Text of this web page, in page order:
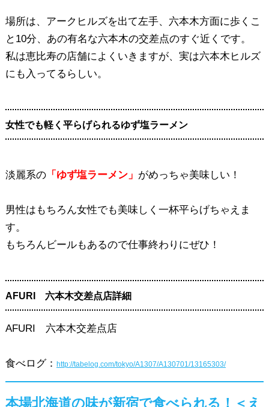
場所は、アークヒルズを出て左手、六本木方面に歩くこ
と10分、あの有名な六本木の交差点のすぐ近くです。
私は恵比寿の店舗によくいきますが、実は六本木ヒルズ
にも入ってるらしい。
女性でも軽く平らげられるゆず塩ラーメン
淡麗系の「ゆず塩ラーメン」 がめっちゃ美味しい！
男性はもちろん女性でも美味しく一杯平らげちゃえま
す。
もちろんビールもあるので仕事終わりにぜひ！
AFURI 六本木交差点店詳細
AFURI 六本木交差点店
食べログ： http://tabelog.com/tokyo/A1307/A130701/13165303/
本場北海道の味が新宿で食べられる！＜え